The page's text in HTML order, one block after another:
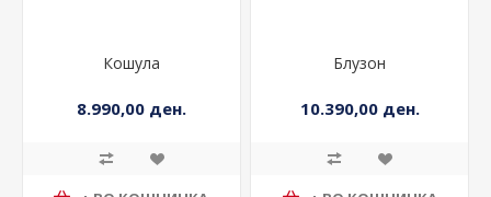
Кошула
8.990,00 ден.
Блузон
10.390,00 ден.